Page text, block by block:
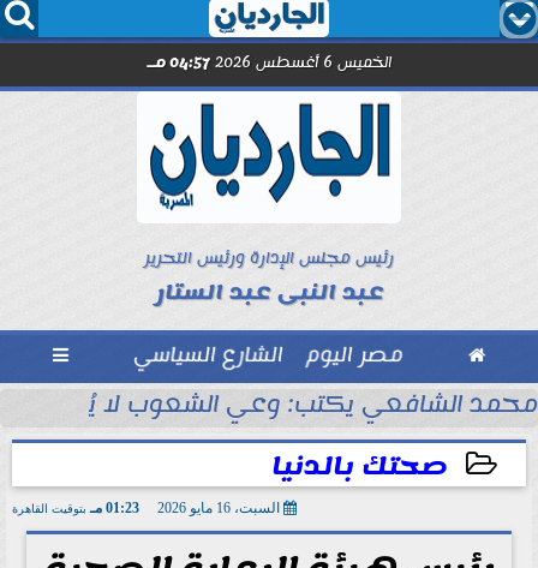
  
الخميس 6 أغسطس 2026 04:57 مـ
رئيس مجلس الإدارة ورئيس التحرير
عبد النبى عبد الستار
 مصر اليوم الشارع السياسي 
صلاح.. اليوم
محمد الشافعي يكتب: وعي الشعوب لا يُقاس
صحتك بالدنيا
السبت، 16 مايو 2026 01:23 مـ بتوقيت القاهرة